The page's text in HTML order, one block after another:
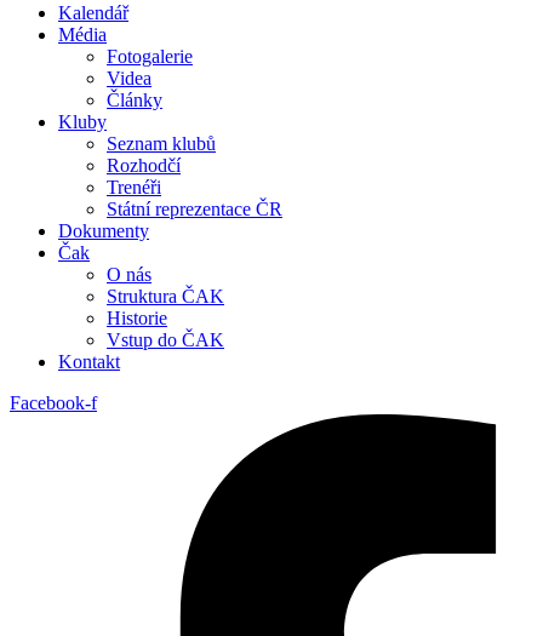
Kalendář
Média
Fotogalerie
Videa
Články
Kluby
Seznam klubů
Rozhodčí
Trenéři
Státní reprezentace ČR
Dokumenty
Čak
O nás
Struktura ČAK
Historie
Vstup do ČAK
Kontakt
Facebook-f